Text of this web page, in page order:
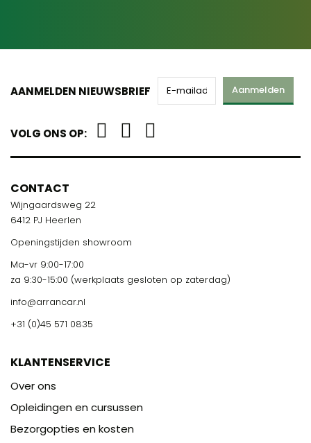
AANMELDEN NIEUWSBRIEF Aanmelden
VOLG ONS OP:
CONTACT
Wijngaardsweg 22
6412 PJ Heerlen
Openingstijden showroom
Ma-vr 9:00-17:00
za 9:30-15:00 (werkplaats gesloten op zaterdag)
info@arrancar.nl
+31 (0)45 571 0835
KLANTENSERVICE
Over ons
Opleidingen en cursussen
Bezorgopties en kosten